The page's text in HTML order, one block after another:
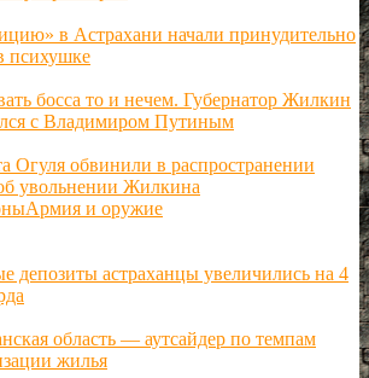
в Астрахани начали принудительно
психушке
босса то и нечем. Губернатор Жилкин
с Владимиром Путиным
Огуля обвинили в распространении
увольнении Жилкина
Армия и оружие
депозиты астраханцы увеличились на 4
область — аутсайдер по темпам
жилья